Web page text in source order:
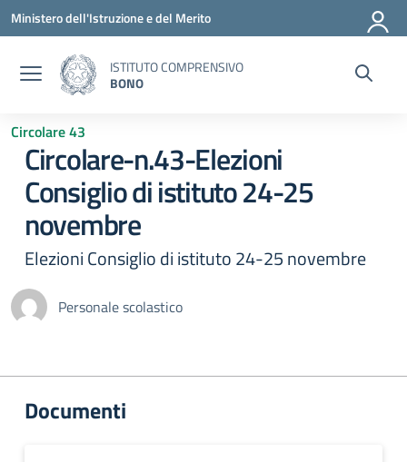
Vai ai contenuti
Vai al menu di navigazione
Vai al footer
Ministero dell'Istruzione e del Merito
ISTITUTO COMPRENSIVO
BONO
Circolare 43
Circolare-n.43-Elezioni
Consiglio di istituto 24-25
novembre
Elezioni Consiglio di istituto 24-25 novembre
Personale scolastico
Documenti